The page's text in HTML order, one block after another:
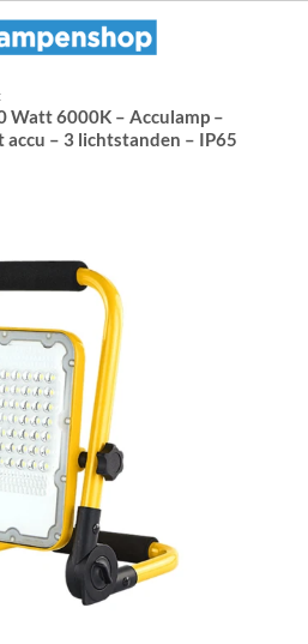
Watt 6000K – Acculamp –
– 3 lichtstanden – IP65